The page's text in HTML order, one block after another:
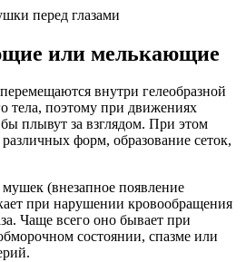
перед глазами
или мелькающие
внутри гелеобразной
тела, поэтому при движениях
плывут за взглядом. При этом
форм, образование сеток,
(внезапное появление
при нарушении кровообращения
Чаще всего оно бывает при
состоянии, спазме или